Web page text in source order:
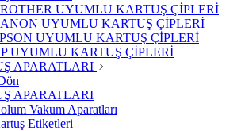
UYUMLU KARTUŞ ÇİPLERİ
UYUMLU KARTUŞ ÇİPLERİ
UYUMLU KARTUŞ ÇİPLERİ
UYUMLU KARTUŞ ÇİPLERİ
APARATLARI
APARATLARI
Vakum Aparatları
Etiketleri